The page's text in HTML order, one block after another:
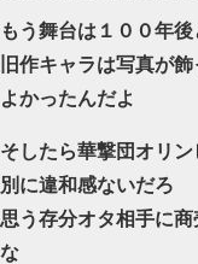
もう舞台は１００年
旧作キャラは写真が
よかったんだよ
そしたら華撃団オリ
別に違和感ないだろ
思う存分オタ相手に
な